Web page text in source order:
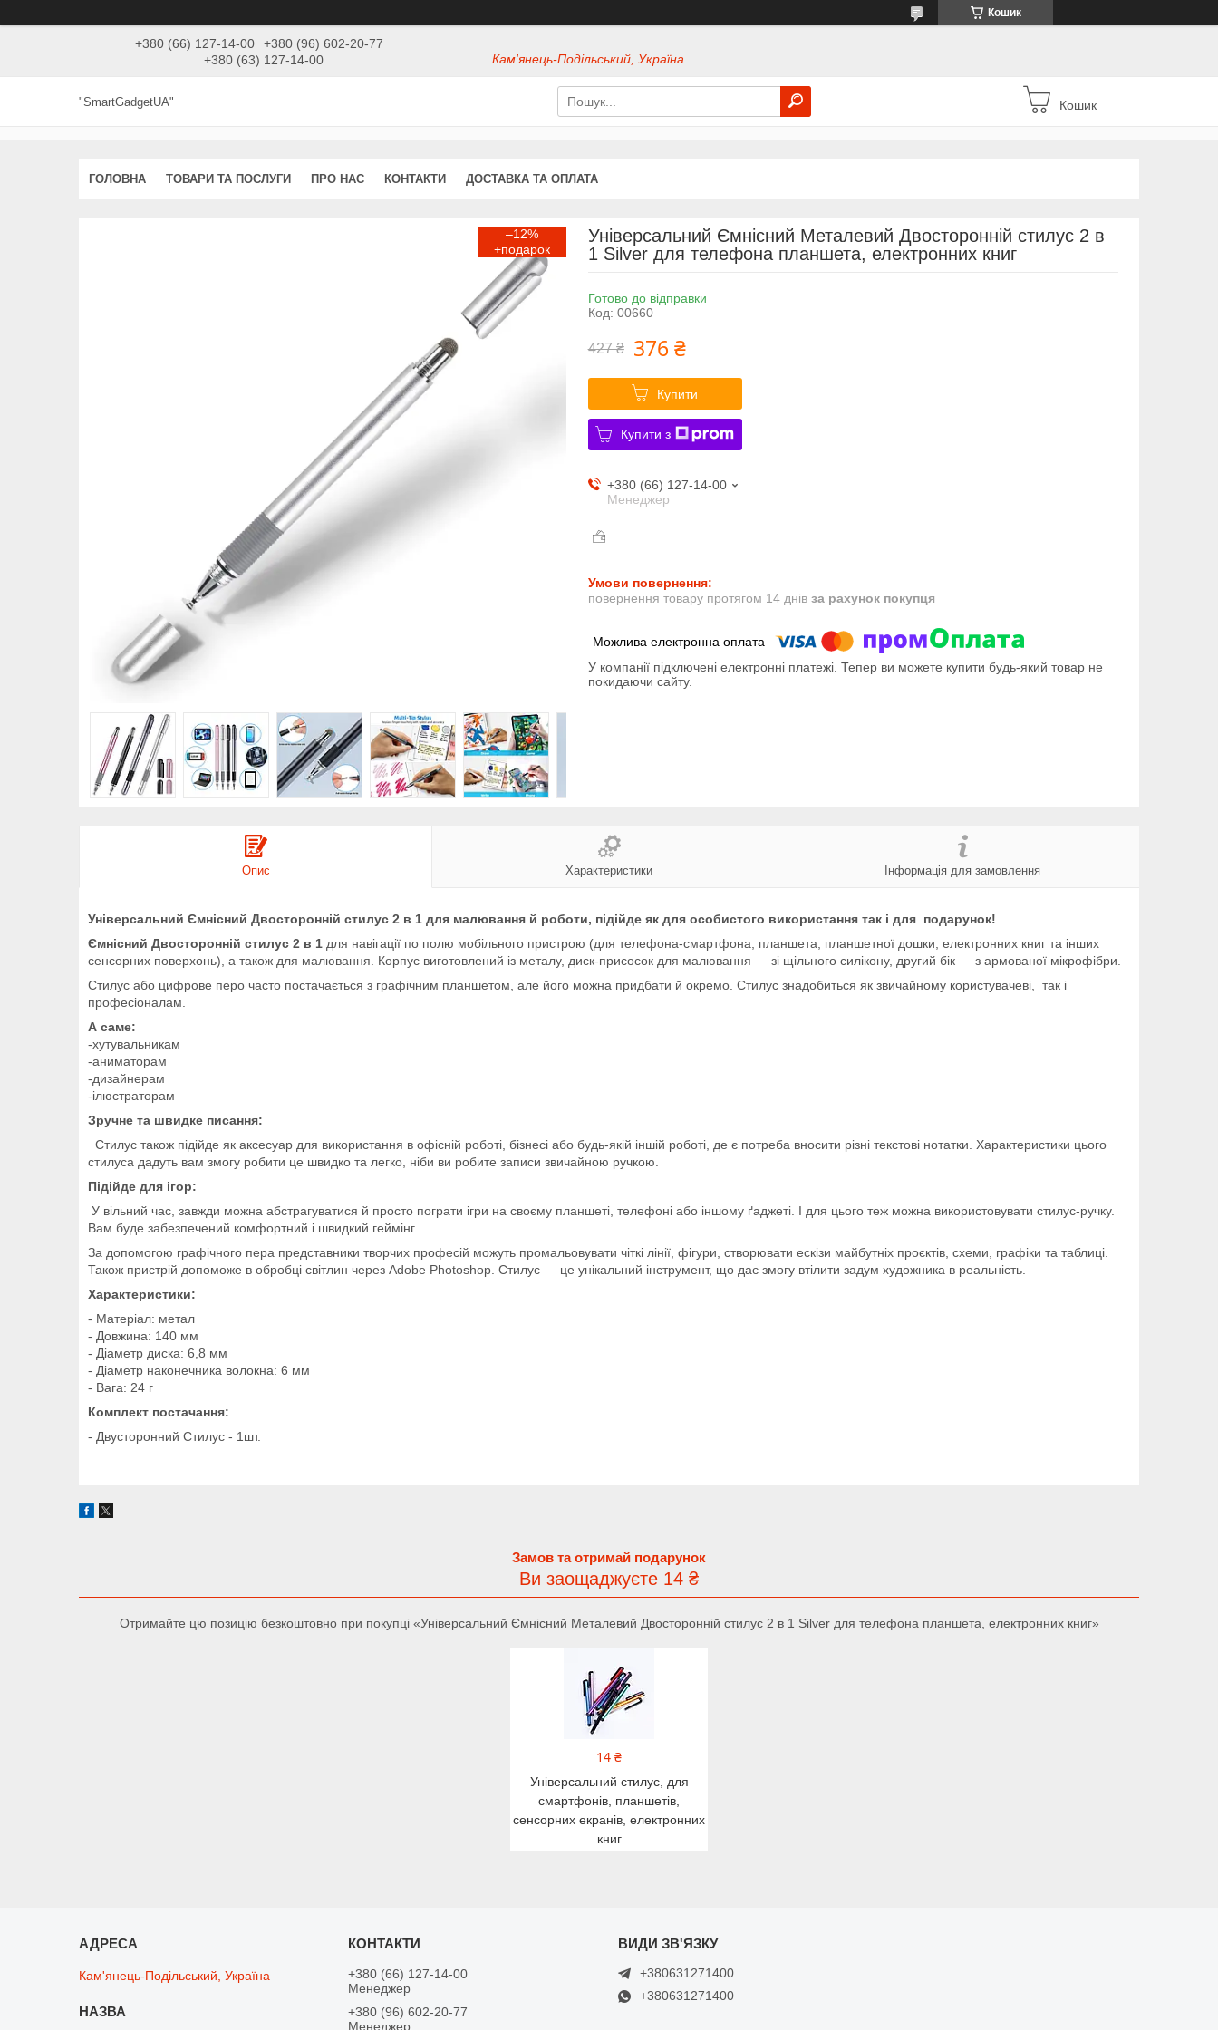
Кошик
+380 (66) 127-14-00
+380 (96) 602-20-77
+380 (63) 127-14-00
Кам'янець-Подільський, Україна
"SmartGadgetUA" Кошик
ГОЛОВНА ТОВАРИ ТА ПОСЛУГИ ПРО НАС КОНТАКТИ ДОСТАВКА ТА ОПЛАТА
–12%
Універсальний Ємнісний Металевий Двосторонній стилус 2 в
1 Silver для телефона планшета, електронних книг
Готово до відправки
Код: 00660
427 ₴ 376 ₴
Купити
Купити з
+380 (66) 127-14-00
Менеджер
повернення товару протягом 14 днів за рахунок покупця
У компанії підключені електронні платежі. Тепер ви можете купити будь-який товар не
покидаючи сайту.
Опис Характеристики Інформація для замовлення
Універсальний Ємнісний Двосторонній стилус 2 в 1 для малювання й роботи, підійде як для особистого використання так і для подарунок!
Ємнісний Двосторонній стилус 2 в 1 для навігації по полю мобільного пристрою (для телефона-смартфона, планшета, планшетної дошки, електронних книг та інших
сенсорних поверхонь), а також для малювання. Корпус виготовлений із металу, диск-присосок для малювання — зі щільного силікону, другий бік — з армованої мікрофібри.
Стилус або цифрове перо часто постачається з графічним планшетом, але його можна придбати й окремо. Стилус знадобиться як звичайному користувачеві, так і
професіоналам.
А саме:
-хутувальникам
-аниматорам
-дизайнерам
-ілюстраторам
Зручне та швидке писання:
Стилус також підійде як аксесуар для використання в офісній роботі, бізнесі або будь-якій іншій роботі, де є потреба вносити різні текстові нотатки. Характеристики цього
стилуса дадуть вам змогу робити це швидко та легко, ніби ви робите записи звичайною ручкою.
Підійде для ігор:
У вільний час, завжди можна абстрагуватися й просто пограти ігри на своєму планшеті, телефоні або іншому ґаджеті. І для цього теж можна використовувати стилус-ручку.
Вам буде забезпечений комфортний і швидкий геймінг.
За допомогою графічного пера представники творчих професій можуть промальовувати чіткі лінії, фігури, створювати ескізи майбутніх проєктів, схеми, графіки та таблиці.
Також пристрій допоможе в обробці світлин через Adobe Photoshop. Стилус — це унікальний інструмент, що дає змогу втілити задум художника в реальність.
Характеристики:
- Матеріал: метал
- Довжина: 140 мм
- Діаметр диска: 6,8 мм
- Діаметр наконечника волокна: 6 мм
- Вага: 24 г
Комплект постачання:
- Двусторонний Стилус - 1шт.
Замов та отримай подарунок
Ви заощаджуєте 14 ₴
Отримайте цю позицію безкоштовно при покупці «Універсальний Ємнісний Металевий Двосторонній стилус 2 в 1 Silver для телефона планшета, електронних книг»
14 ₴
Універсальний стилус, для
смартфонів, планшетів,
сенсорних екранів, електронних
книг
Кам'янець-Подільський, Україна
+380 (66) 127-14-00
Менеджер
+380 (96) 602-20-77
Менеджер
+380631271400
+380631271400